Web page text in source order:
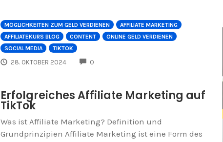
MÖGLICHKEITEN ZUM GELD VERDIENEN
AFFILIATE MARKETING
AFFILIATEKURS BLOG
CONTENT
ONLINE GELD VERDIENEN
SOCIAL MEDIA
TIKTOK
28. OKTOBER 2024 0COMMENTS
Erfolgreiches Affiliate Marketing auf
TikTok
Was ist Affiliate Marketing? Definition und
Grundprinzipien Affiliate Marketing ist eine Form des